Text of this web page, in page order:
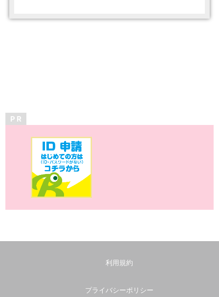
P R
利用規約
プライバシーポリシー